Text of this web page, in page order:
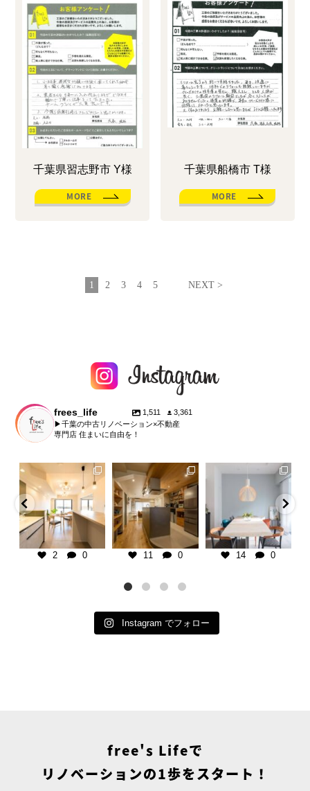
千葉県習志野市 Y様
MORE
千葉県船橋市 T様
MORE
1 2 3 4 5 NEXT >
frees_life 1,511
3,361
▶︎千葉の中古リノベーション×不動産
専門店 住まいに自由を！
らし】
ンション
をベースにし
ンな住
広く、置き
frees_life
千葉県の不動産×中古リノベ専門
店
＿＿＿＿＿＿＿＿＿＿＿＿＿＿＿
＿＿＿＿
ご相談・お見積りは @frees_life
└プロフィールリンクよりお気軽
に♪
└LINEで簡単相談もできます！
└お電話でも承ります
千葉県習志野市奏の杜1-2-6
2 0
frees_life
板張り天井で暮らしに温かみをプ
ラス。
マンションリノベーションなら、
古い空間も自分好みにアップデー
ト可能です。
千葉県の不動産×中古リノベ専門
店
＿＿＿＿＿＿＿＿＿＿＿＿＿＿＿
└プロフィールリンクよりお気軽
■...
11 0
frees_life
【子育て期を楽しむ家
107㎡/マンション/1SLDK
インテリアは、カラフルな
り入れた楽し気な雰囲気と
クカラーを用いた大人の雰
のミックスコーディネー
包み込むような柔らかなピ
14 0
Instagram でフォロー
free's Lifeで
リノベーションの1歩をスタート！